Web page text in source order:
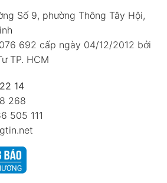
Số 9, phường Thông Tây Hội,
692 cấp ngày 04/12/2012 bởi
TP. HCM
14
268
505 111